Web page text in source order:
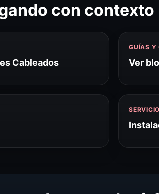
con contexto
Cableados
GUÍAS Y
Ver